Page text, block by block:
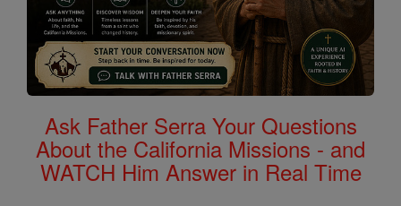
Ask Father Serra Your Questions
About the California Missions - and
WATCH Him Answer in Real Time